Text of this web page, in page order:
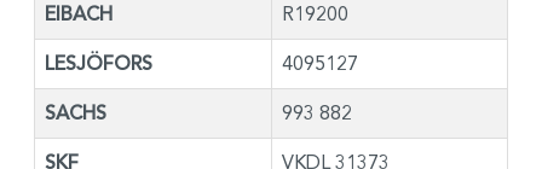
EIBACH R19200
LESJÖFORS 4095127
SACHS 993 882
SKF VKDL 31373